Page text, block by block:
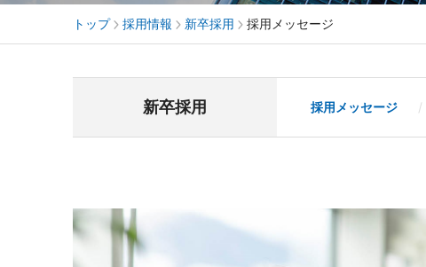
トップ 採用情報 新卒採用 採用メッセージ
新卒採用 採用メッセージ